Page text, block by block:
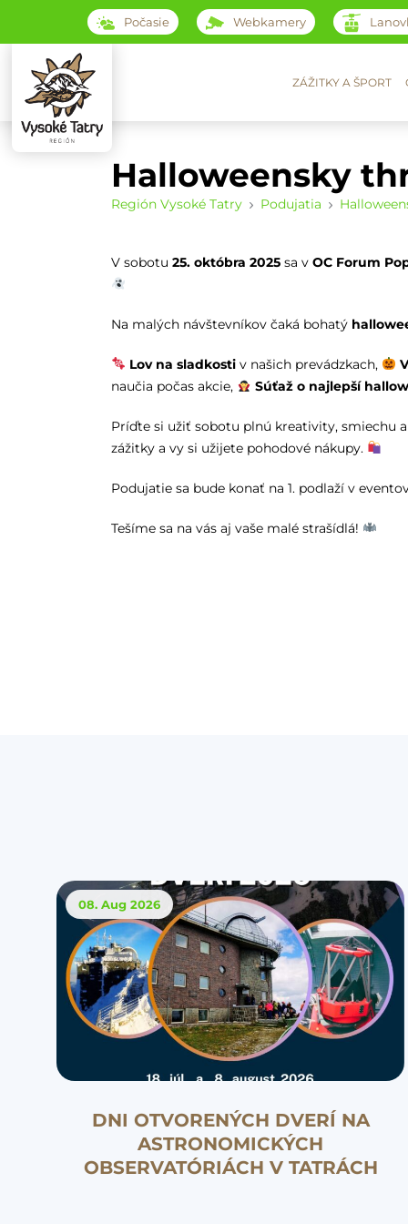
Počasie Webkamery
ZÁŽITKY A ŠPORT
Halloweensky
Región Vysoké Tatry Podujatia
V sobotu25. októbra 2025 sa vOC Forum
Na malých návštevníkov čaká bohatý
Lov na sladkosti v našich prevádzkach,
naučia počas akcie,
Súťaž o najlepší
Príďte si užiť sobotu plnú kreativity, smiechu
zážitky a vy si užijete pohodové nákupy.
Podujatie sa bude konať na 1. podlaží v
Tešíme sa na vás aj vaše malé strašídlá!
08. Aug 2026
DNI OTVORENÝCH DVERÍ NA
ASTRONOMICKÝCH
OBSERVATÓRIÁCH V TATRÁCH